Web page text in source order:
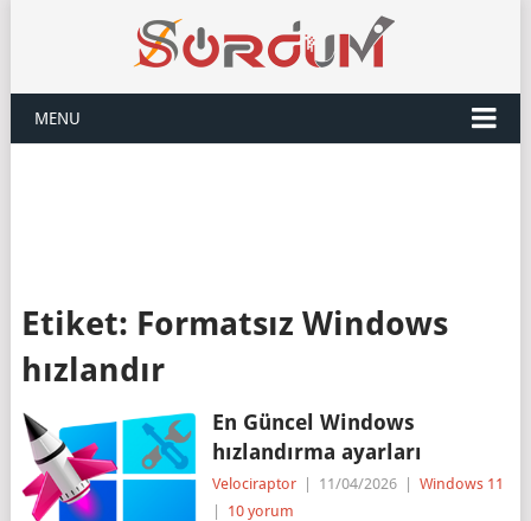
MENU
Etiket: Formatsız Windows
hızlandır
En Güncel Windows
hızlandırma ayarları
Velociraptor 11/04/2026
Windows 11
10 yorum